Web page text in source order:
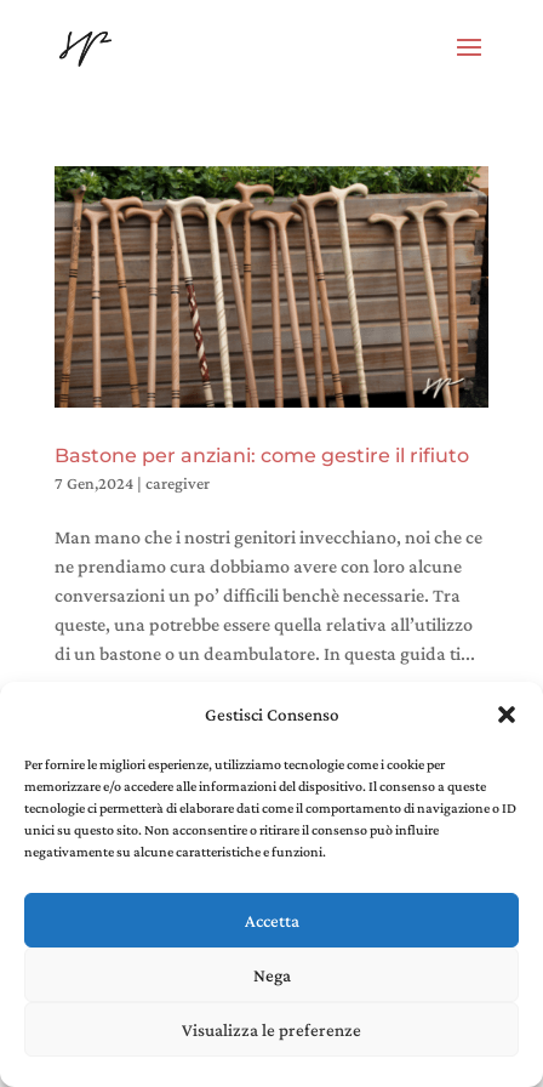
Gestisci Consenso
Per fornire le migliori esperienze, utilizziamo tecnologie come i cookie per
memorizzare e/o accedere alle informazioni del dispositivo. Il consenso a queste
tecnologie ci permetterà di elaborare dati come il comportamento di navigazione o ID
unici su questo sito. Non acconsentire o ritirare il consenso può influire
negativamente su alcune caratteristiche e funzioni.
Accetta
Nega
Visualizza le preferenze
Bastone per anziani: come gestire il rifiuto
7 Gen,2024| caregiver
Man mano che i nostri genitori invecchiano, noi che ce
ne prendiamo cura dobbiamo avere con loro alcune
conversazioni un po’ difficili benchè necessarie. Tra
queste, una potrebbe essere quella relativa all’utilizzo
di un bastone o un deambulatore. In questa guida ti...
Stefania Panelli © 2022 - P. IVA 02385410507 |Privacy
and Cookie Policycreated by Environments di
Riccardo Panelli